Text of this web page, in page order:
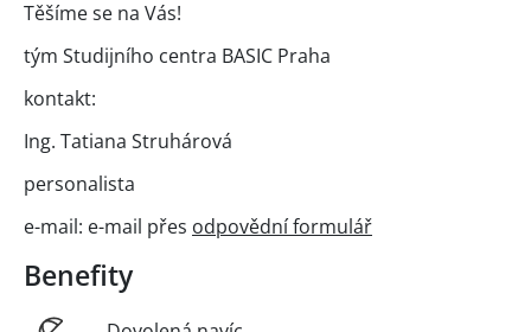
Těšíme se na Vás!
tým Studijního centra BASIC Praha
kontakt:
Ing. Tatiana Struhárová
personalista
e-mail: e-mail přes odpovědní formulář
Benefity